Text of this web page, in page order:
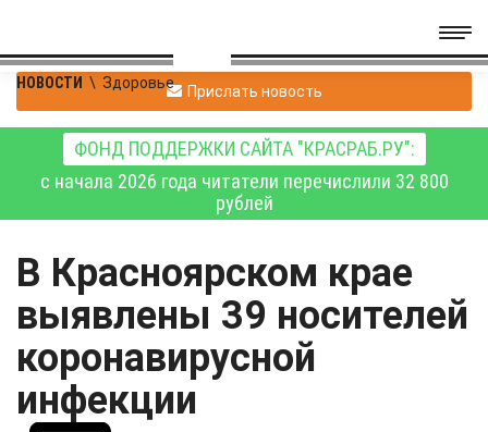
НОВОСТИ \ Здоровье Прислать новость
ФОНД ПОДДЕРЖКИ САЙТА "КРАСРАБ.РУ":
с начала 2026 года читатели перечислили 32 800
рублей
В Красноярском крае
выявлены 39 носителей
коронавирусной
инфекции